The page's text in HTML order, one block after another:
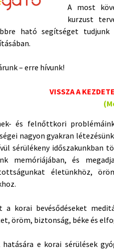
A most
kurzust
ható segítséget tudjunk
– erre hívunk!
VISSZA A
és felnőttkori
nagyon gyakran
sérülékeny időszakunkban
memóriájában, és
életünkhöz,
a korai bevésődéseket
öröm, biztonság, béke és
hatására e korai sérülések